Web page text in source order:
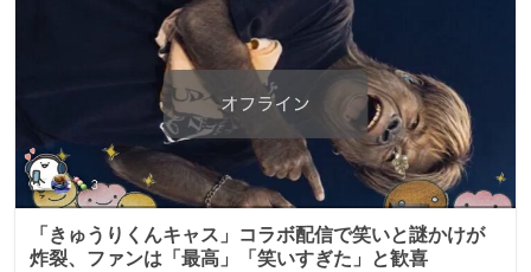
「きゅうりくんキャス」コラボ配信で笑いと謎かけが
炸裂、ファンは「最高」「笑いすぎた」と歓喜